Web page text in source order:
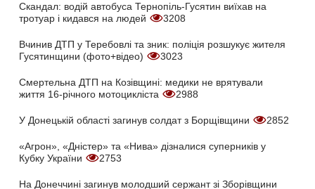
Скандал: водій автобуса Тернопіль-Гусятин виїхав на
тротуар і кидався на людей
3208
Вчинив ДТП у Теребовлі та зник: поліція розшукує жителя
Гусятинщини (фото+відео)
3023
Смертельна ДТП на Козівщині: медики не врятували
життя 16-річного мотоцикліста
2988
У Донецькій області загинув солдат з Борщівщини 2852
«Агрон», «Дністер» та «Нива» дізналися суперників у
Кубку України
2753
На Донеччині загинув молодший сержант зі Зборівщини